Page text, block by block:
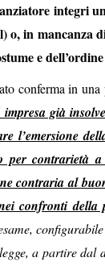
integri
o, in mancanza
e
conferma in
già
l’emersione
per contrarietà
contraria al
confronti della
a partire dal